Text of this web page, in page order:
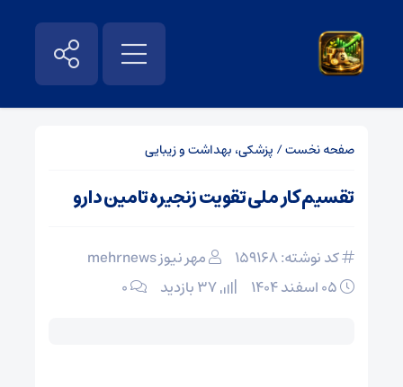
صفحه نخست/ پزشکی، بهداشت و زیبایی
تقسیم کار ملی تقویت زنجیره تامین دارو
کد نوشته: 159168
مهر نیوز mehrnews
۰